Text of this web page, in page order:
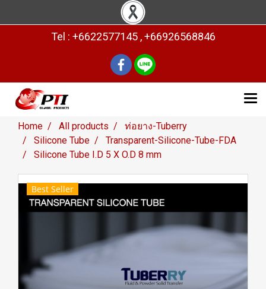
Tel : +6622577145 , +66926568846
Home All products
ท่อยาง-Tuberry
Silicone Tube
Transparent-Silicone-Tube-FDA
Silicone Tube I.D 5 X O.D 8 mm
Best Seller